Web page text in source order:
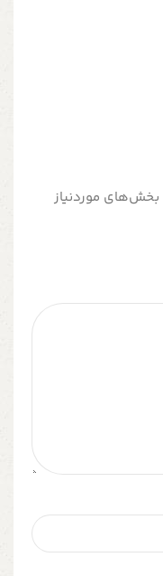
بخش‌های موردنیاز